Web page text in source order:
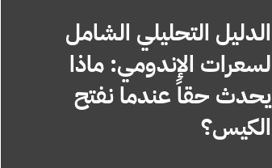
الدليل التحليلي الشامل
لسعرات الإندومي: ماذا
يحدث حقاً عندما نفتح
الكيس؟